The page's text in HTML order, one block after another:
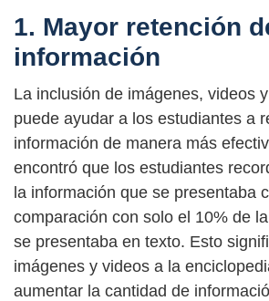
1. Mayor retención
información
La inclusión de imágenes, videos
puede ayudar a los estudiantes a
información de manera más
encontró que los estudiantes
la información que se presentaba
comparación con solo el 10% de
se presentaba en texto. Esto
imágenes y videos a la
aumentar la cantidad de